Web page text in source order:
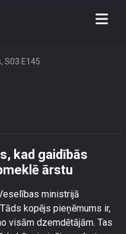
kad gaidībās
S03 E145
kad gaidībās
ārstu
ministrijā
kopējs pieņēmums ir,
visām dzemdētājām. Tas